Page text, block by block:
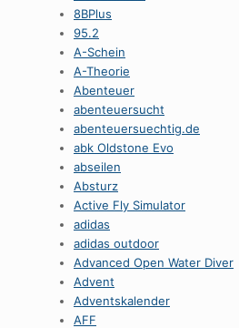
8BPlus
95.2
A-Schein
A-Theorie
Abenteuer
abenteuersucht
abenteuersuechtig.de
abk Oldstone Evo
abseilen
Absturz
Active Fly Simulator
adidas
adidas outdoor
Advanced Open Water Diver
Advent
Adventskalender
AFF